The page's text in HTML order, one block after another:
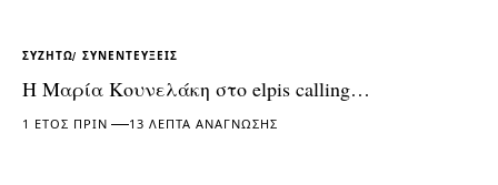
ΣΥΖΗΤΏ ΣΥΝΕΝΤΕΎΞΕΙΣ
Η Μαρία Κουνελάκη στο elpis calling…
1 ΈΤΟΣ ΠΡΙΝ 13 ΛΕΠΤΆ ΑΝΆΓΝΩΣΗΣ